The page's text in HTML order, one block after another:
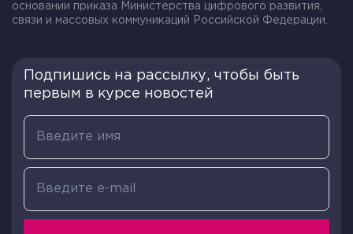
основании приказа Министерства цифрового развития,
связи и массовых коммуникаций Российской Федерации.
Подпишись на рассылку, чтобы быть
первым в курсе новостей